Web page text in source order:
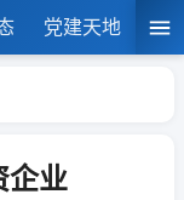
党建天地 湘
企业